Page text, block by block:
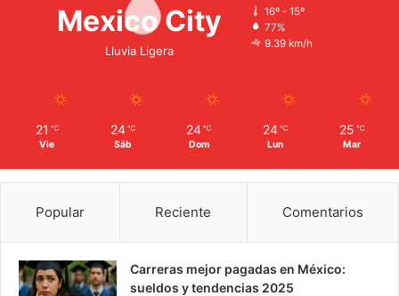
Mexico City
Lluvia Ligera
16º - 15º
77%
9.39 km/h
21 ℃
Vie
24 ℃
Sáb
24 ℃
Dom
24 ℃
Lun
25 ℃
Mar
Popular Reciente Comentarios
Carreras mejor pagadas en México:
sueldos y tendencias 2025